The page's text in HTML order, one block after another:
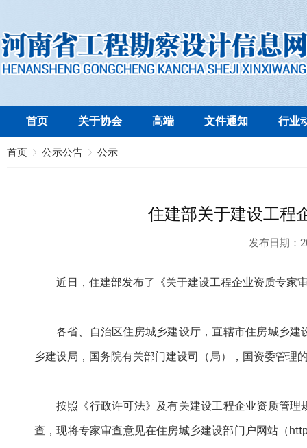
首页 关于协会 高端 文件通知 行业
首页 公示公告 公示
住建部关于建设工程
发布日期：
近日，住建部发布了《关于建设工程企业资质专家
各省、自治区住房城乡建设厅，直辖市住房城乡
乡建设局，国务院有关部门建设司（局），国资委管理
按照《行政许可法》及有关建设工程企业资质管
查，现将专家审查意见在住房城乡建设部门户网站（